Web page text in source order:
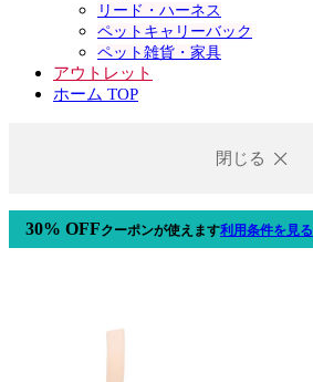
リード・ハーネス
ペットキャリーバック
ペット雑貨・家具
アウトレット
ホーム TOP
閉じる
30% OFFクーポンが使えます利用条件を見る